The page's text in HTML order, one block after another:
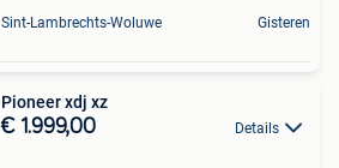
Sint-Lambrechts-Woluwe Gisteren
Pioneer xdj xz
€ 1.999,00 Details